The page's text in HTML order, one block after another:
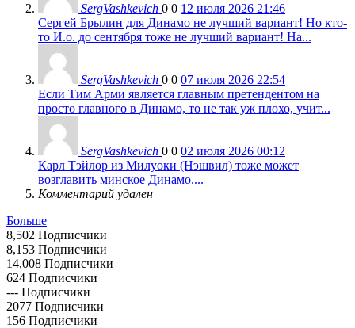
SergVashkevich 0 0 12 июля 2026 21:46
Сергей Брылин для Динамо не лучший вариант! Но кто-
то И.о. до сентября тоже не лучший вариант! На...
SergVashkevich 0 0 07 июля 2026 22:54
Если Тим Арми является главным претендентом на
просто главного в Динамо, то не так уж плохо, учит...
SergVashkevich 0 0 02 июля 2026 00:12
Карл Тэйлор из Милуоки (Нэшвил) тоже может
возглавить минское Динамо....
Комментарий удален
Больше
8,502 Подписчики
8,153 Подписчики
14,008 Подписчики
624 Подписчики
--- Подписчики
2077 Подписчики
156 Подписчики